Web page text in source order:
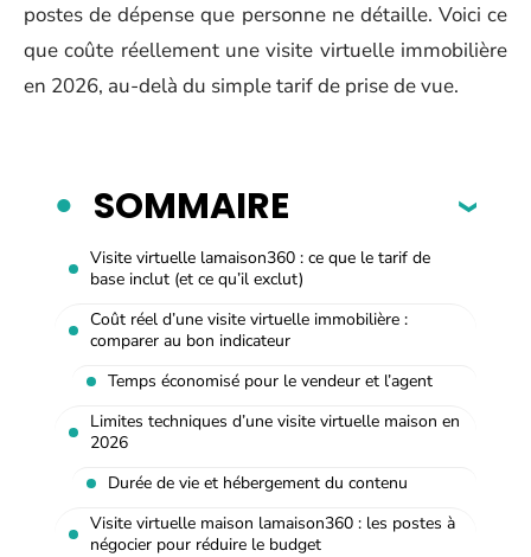
postes de dépense que personne ne détaille. Voici ce
que coûte réellement une visite virtuelle immobilière
en 2026, au-delà du simple tarif de prise de vue.
SOMMAIRE
Visite virtuelle lamaison360 : ce que le tarif de
base inclut (et ce qu’il exclut)
Coût réel d’une visite virtuelle immobilière :
comparer au bon indicateur
Temps économisé pour le vendeur et l’agent
Limites techniques d’une visite virtuelle maison en
2026
Durée de vie et hébergement du contenu
Visite virtuelle maison lamaison360 : les postes à
négocier pour réduire le budget